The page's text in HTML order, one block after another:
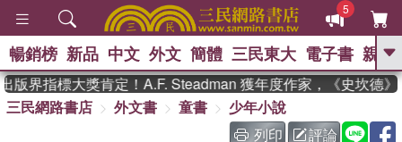
5
GO
熱搜： 東野圭吾 、
、 如果歷史是一群喵 、 暑期
暢銷榜 新品 中文 外文 簡體 三民東大 電子書 親子
界指標大獎肯定！A.F. Steadman 獲年度作家，《史坎德》
三民網路書店
外文書 童書
少年小說
列印
評論